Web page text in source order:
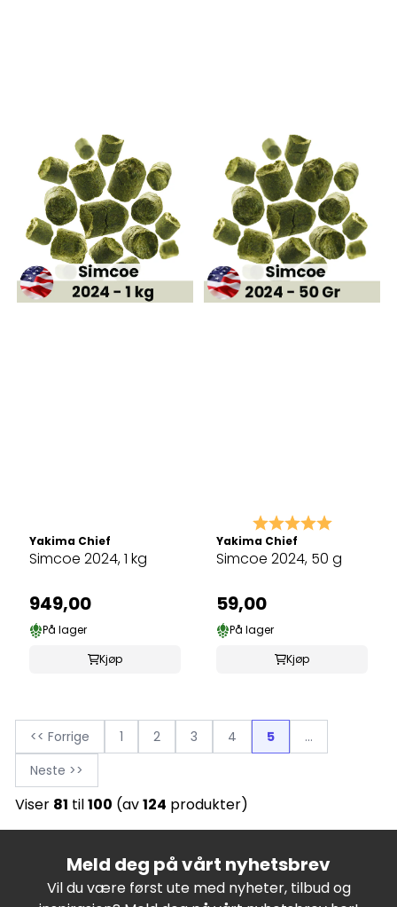
Yakima Chief
Simcoe 2024, 1 kg
949,00
På lager
Kjøp
Karakter: 5.0 av 5
Yakima Chief
Simcoe 2024, 50 g
59,00
På lager
Kjøp
<< Forrige 1 2 3 4 5
...
Neste >>
Viser 81 til100 (av124 produkter)
Meld deg på vårt nyhetsbrev
Vil du være først ute med nyheter, tilbud og